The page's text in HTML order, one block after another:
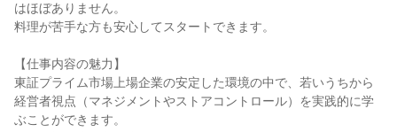
はほぼありません。
料理が苦手な方も安心してスタートできます。
【仕事内容の魅力】
東証プライム市場上場企業の安定した環境の中で、若いうちから
経営者視点（マネジメントやストアコントロール）を実践的に学
ぶことができます。